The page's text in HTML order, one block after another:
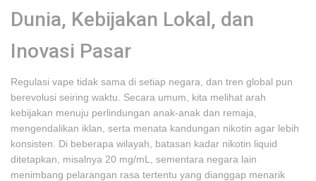
Dunia, Kebijakan Lokal, dan
Inovasi Pasar
Regulasi vape tidak sama di setiap negara, dan tren global pun
berevolusi seiring waktu. Secara umum, kita melihat arah
kebijakan menuju perlindungan anak-anak dan remaja,
mengendalikan iklan, serta menata kandungan nikotin agar lebih
konsisten. Di beberapa wilayah, batasan kadar nikotin liquid
ditetapkan, misalnya 20 mg/mL, sementara negara lain
menimbang pelarangan rasa tertentu yang dianggap menarik